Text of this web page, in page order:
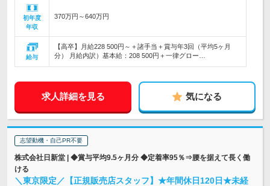
初年度
年収
370万円～640万円
給与
【高卒】月給228 500円～＋諸手当＋賞与年3回（平均5ヶ月
分） 月給内訳）基本給：208 500円＋一律グロー…
求人詳細を見る 気になる
志望動機・自己PR不要
株式会社日新堂 | ◆賞与平均9.5ヶ月分 ◆定着率95％⇒腰を据えて長く働
ける
＼東京限定／【正規販売店スタッフ】★年間休日120日★未経